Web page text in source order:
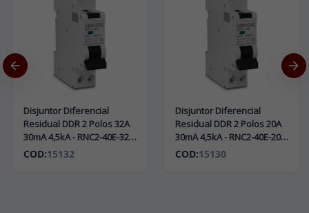
Disjuntor Diferencial
Residual DDR 2 Polos 32A
30mA 4,5kA - RNC2-40E-32
(Disjuntor DIN + DR)
COD:15132
Disjuntor Diferencial
Residual DDR 2 Polos 20A
30mA 4,5kA - RNC2-40E-20
(Disjuntor DIN + DR)
COD:15130